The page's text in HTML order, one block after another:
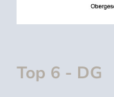
Top 6 - DG